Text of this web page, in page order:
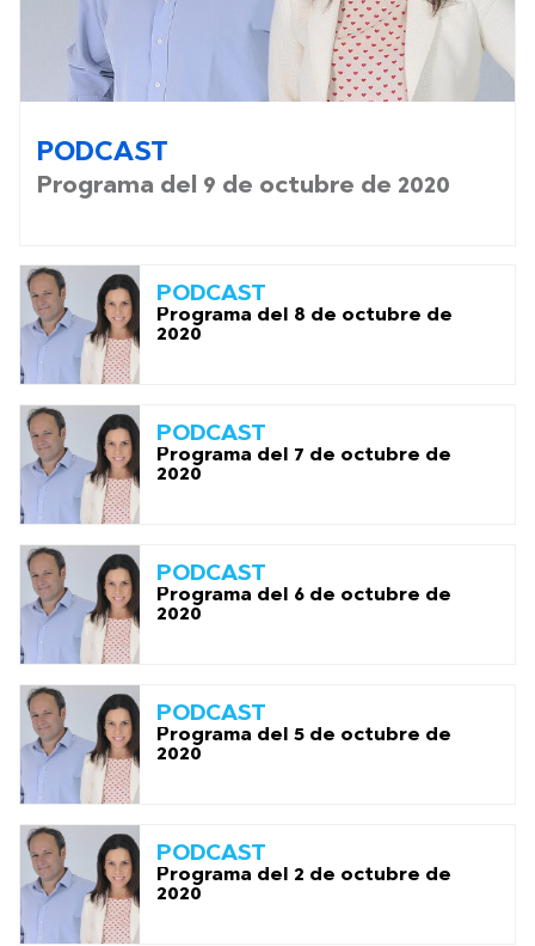
PODCAST
Programa del 9 de octubre de 2020
PODCAST
Programa del 8 de octubre de
2020
PODCAST
Programa del 7 de octubre de
2020
PODCAST
Programa del 6 de octubre de
2020
PODCAST
Programa del 5 de octubre de
2020
PODCAST
Programa del 2 de octubre de
2020